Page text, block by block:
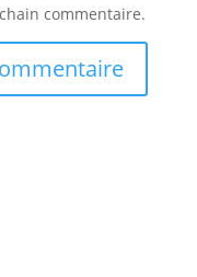
commentaire.